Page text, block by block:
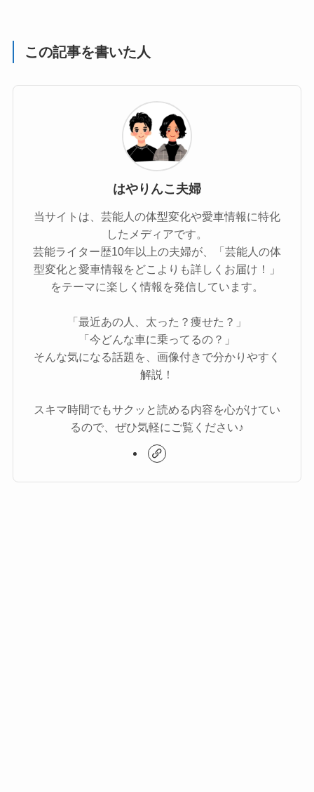
この記事を書いた人
はやりんこ夫婦
当サイトは、芸能人の体型変化や愛車情報に特化
したメディアです。
芸能ライター歴10年以上の夫婦が、「芸能人の体
型変化と愛車情報をどこよりも詳しくお届け！」
をテーマに楽しく情報を発信しています。
「最近あの人、太った？痩せた？」
「今どんな車に乗ってるの？」
そんな気になる話題を、画像付きで分かりやすく
解説！
スキマ時間でもサクッと読める内容を心がけてい
るので、ぜひ気軽にご覧ください♪